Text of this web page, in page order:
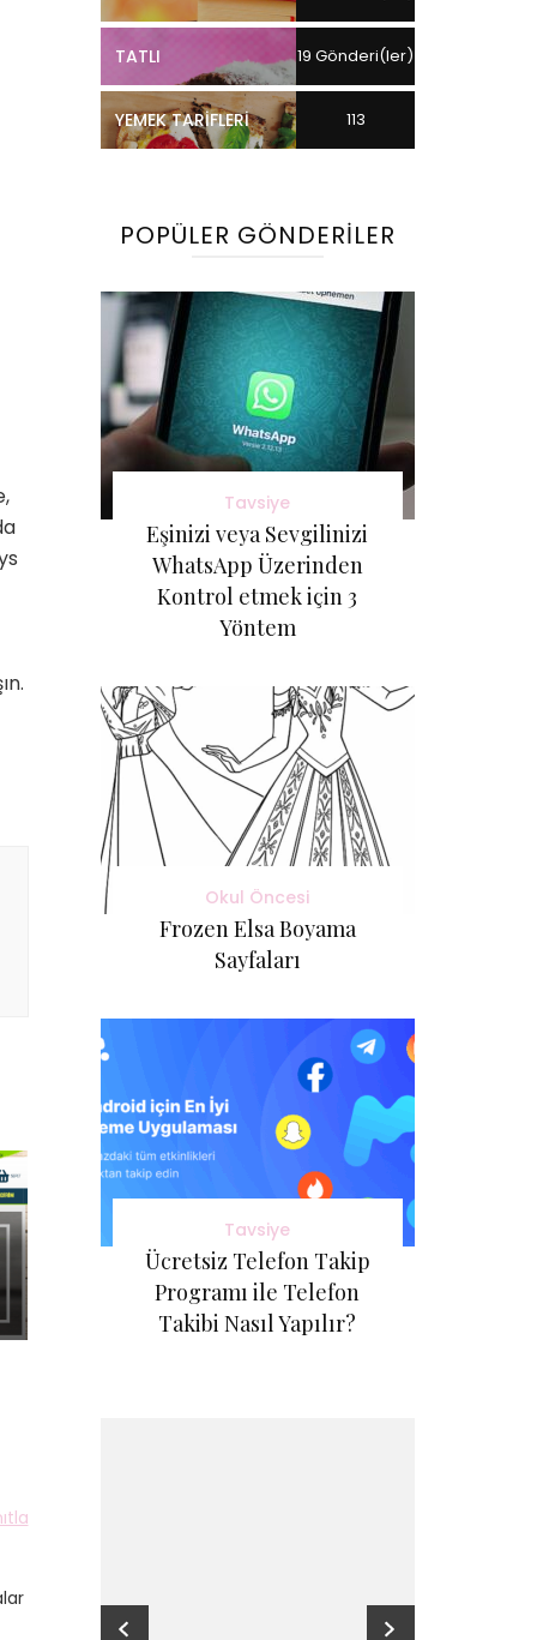
TATLI 19 Gönderi(ler)
YEMEK TARIFLERI 113
POPÜLER GÖNDERILER
Tavsiye
Eşinizi veya Sevgilinizi
WhatsApp Üzerinden
Kontrol etmek için 3
Yöntem
Okul Öncesi
Frozen Elsa Boyama
Sayfaları
Tavsiye
Ücretsiz Telefon Takip
Programı ile Telefon
Takibi Nasıl Yapılır?